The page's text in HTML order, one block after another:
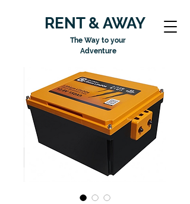
RENT & AWAY
The Way to your
Adventure